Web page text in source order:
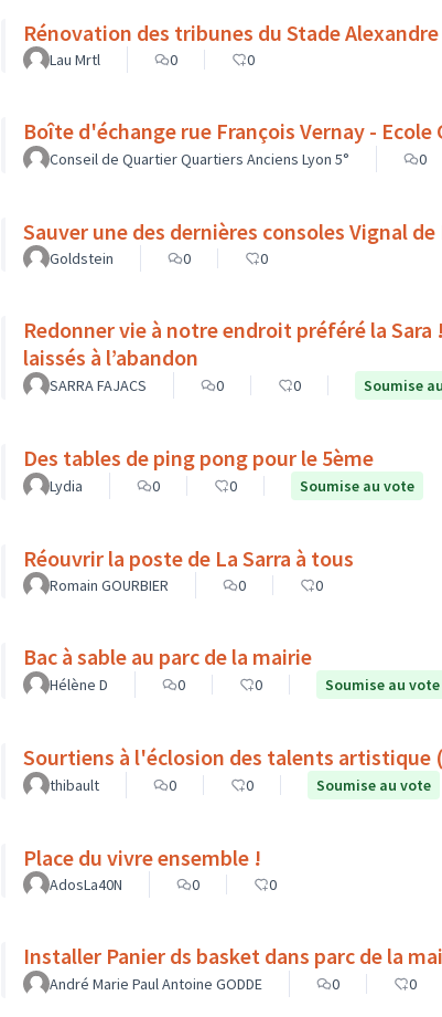
Rénovation des tribunes du Stade
Lau Mrtl 0 0
Boîte d'échange rue François Vernay - Ecole
Conseil de Quartier Quartiers Anciens Lyon 5° 0
Sauver une des dernières consoles Vignal de
Goldstein 0 0
Redonner vie à notre endroit préféré la
laissés à l’abandon
SARRA FAJACS 0 0 Soumise
Des tables de ping pong pour le 5ème
Lydia 0 0 Soumise au vote
Réouvrir la poste de La Sarra à tous
Romain GOURBIER 0 0
Bac à sable au parc de la mairie
Hélène D 0 0 Soumise au vote
Sourtiens à l'éclosion des talents artistique (
thibault 0 0 Soumise au vote
Place du vivre ensemble !
AdosLa40N 0 0
Installer Panier ds basket dans parc de la
André Marie Paul Antoine GODDE 0 0